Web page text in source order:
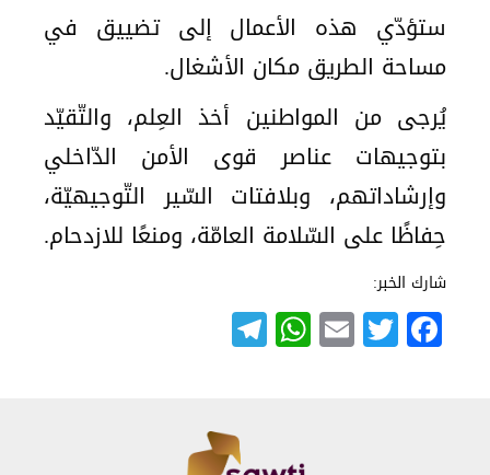
ستؤدّي هذه الأعمال إلى تضييق في
مساحة الطريق مكان الأشغال.
يُرجى من المواطنين أخذ العِلم، والتّقيّد
بتوجيهات عناصر قوى الأمن الدّاخلي
وإرشاداتهم، وبلافتات السّير التّوجيهيّة،
حِفاظًا على السّلامة العامّة، ومنعًا للازدحام.
شارك الخبر:
Facebook
Twitter
Email
WhatsApp